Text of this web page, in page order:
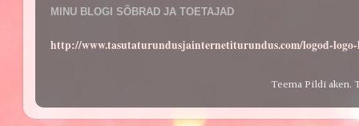
MINU BLOGI SÕBRAD JA TOETAJAD
http://www.tasutaturundusjainternetiturundus.com/logod-
Teema Pildi aken.